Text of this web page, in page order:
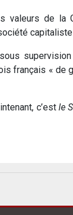
valeurs de la
français « de
c’est le